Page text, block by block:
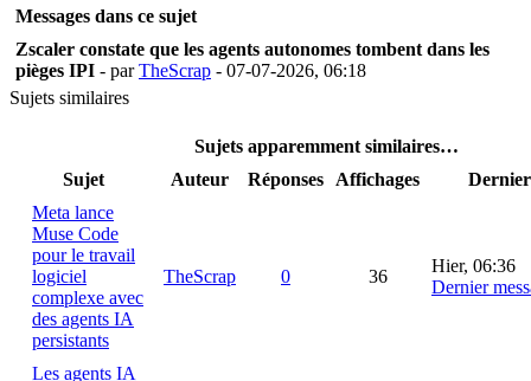
Messages dans ce sujet
Zscaler constate que les agents autonomes tombent dans les
pièges IPI - parTheScrap - 07-07-2026, 06:18
Sujets similaires
Sujets apparemment similaires…
Sujet
Auteur Réponses Affichages
Dernier
Meta lance
Muse Code
pour le travail
logiciel
complexe avec
des agents IA
persistants
TheScrap 0 36
Hier, 06:36
Dernier
Les agents IA